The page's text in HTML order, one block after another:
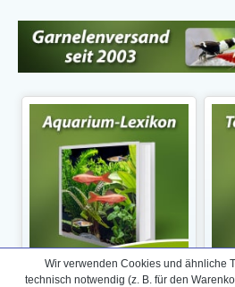
Wir verwenden Cookies und ähnliche
technisch notwendig (z. B. für den